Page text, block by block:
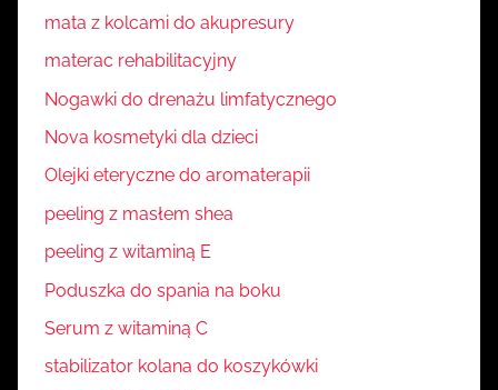
mata z kolcami do akupresury
materac rehabilitacyjny
Nogawki do drenażu limfatycznego
Nova kosmetyki dla dzieci
Olejki eteryczne do aromaterapii
peeling z masłem shea
peeling z witaminą E
Poduszka do spania na boku
Serum z witaminą C
stabilizator kolana do koszykówki